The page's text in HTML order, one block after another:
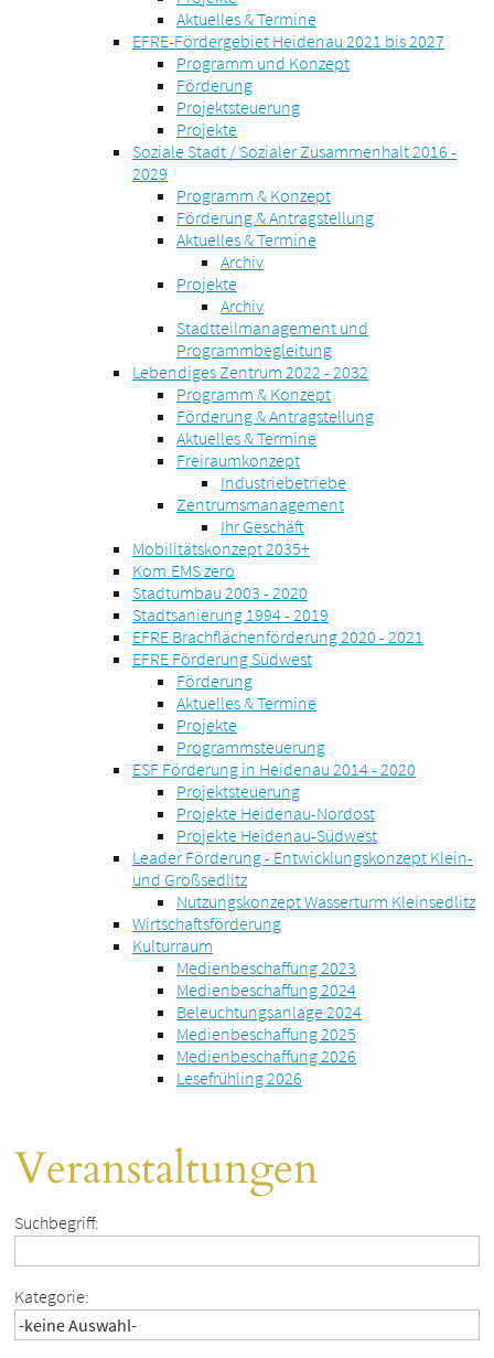
Aktuelles & Termine
EFRE-Fördergebiet Heidenau 2021 bis 2027
Programm und Konzept
Förderung
Projektsteuerung
Projekte
Soziale Stadt / Sozialer Zusammenhalt 2016 -
2029
Programm & Konzept
Förderung & Antragstellung
Aktuelles & Termine
Archiv
Projekte
Archiv
Stadtteilmanagement und
Programmbegleitung
Lebendiges Zentrum 2022 - 2032
Programm & Konzept
Förderung & Antragstellung
Aktuelles & Termine
Freiraumkonzept
Industriebetriebe
Zentrumsmanagement
Ihr Geschäft
Mobilitätskonzept 2035+
Kom.EMS zero
Stadtumbau 2003 - 2020
Stadtsanierung 1994 - 2019
EFRE Brachflächenförderung 2020 - 2021
EFRE Förderung Südwest
Förderung
Aktuelles & Termine
Projekte
Programmsteuerung
ESF Förderung in Heidenau 2014 - 2020
Projektsteuerung
Projekte Heidenau-Nordost
Projekte Heidenau-Südwest
Leader Förderung - Entwicklungskonzept Klein-
und Großsedlitz
Nutzungskonzept Wasserturm Kleinsedlitz
Wirtschaftsförderung
Kulturraum
Medienbeschaffung 2023
Medienbeschaffung 2024
Beleuchtungsanlage 2024
Medienbeschaffung 2025
Medienbeschaffung 2026
Lesefrühling 2026
Veranstaltungen
Suchbegriff:
Kategorie: